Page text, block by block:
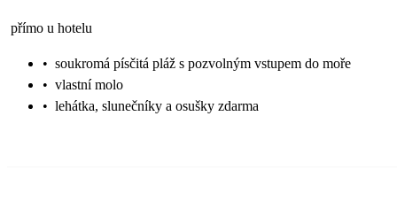
přímo u hotelu
• soukromá písčitá pláž s pozvolným vstupem do moře
• vlastní molo
• lehátka, slunečníky a osušky zdarma